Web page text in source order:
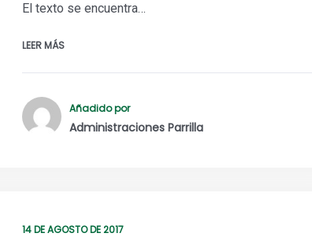
El texto se encuentra…
LEER MÁS
Añadido por
Administraciones Parrilla
14 DE AGOSTO DE 2017